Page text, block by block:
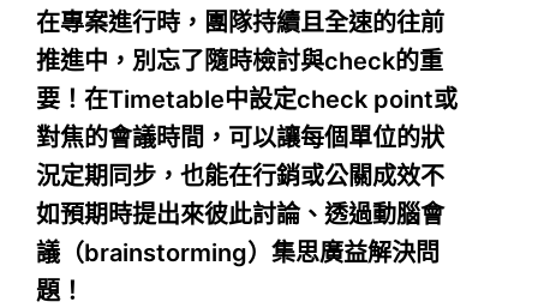
在專案進行時，團隊持續且全速的往前
推進中，別忘了隨時檢討與check的重
要！在Timetable中設定check point或
對焦的會議時間，可以讓每個單位的狀
況定期同步，也能在行銷或公關成效不
如預期時提出來彼此討論、透過動腦會
議（brainstorming）集思廣益解決問
題！